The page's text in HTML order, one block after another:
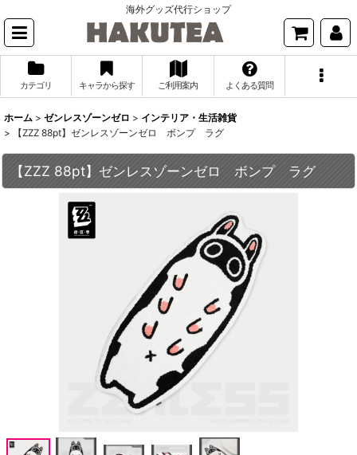
海外グッズ代行ショップ
カテゴリ キャラから探す ご利用案内 よくある質問
ホーム > ゼンレスゾーンゼロ > インテリア・生活雑貨
>
【ZZZ 88pt】ゼンレスゾーンゼロ ボンプ ラグ
【ZZZ 88pt】ゼンレスゾーンゼロ ボンプ ラグ